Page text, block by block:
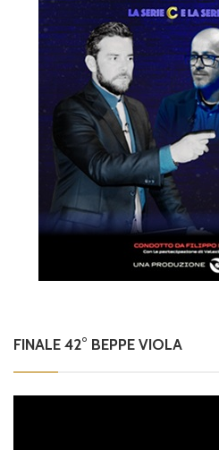
FINALE 42° BEPPE VIOLA